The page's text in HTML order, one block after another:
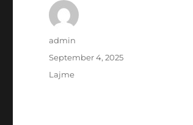
Author
admin
Posted
September 4, 2025
Categories
Lajme